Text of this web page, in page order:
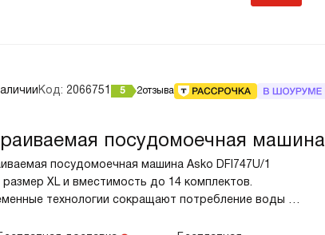
Код: 2066751 5 2отзыва
посудомоечная машина
посудомоечная машина Asko DFI747U/1
размер XL и вместимость до 14 комплектов.
технологии сокращают потребление воды и